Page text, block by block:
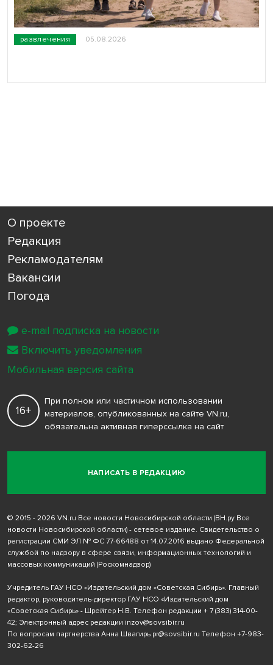
развлечения 05.08.2026
О проекте
Редакция
Рекламодателям
Вакансии
Погода
НАПИСАТЬ В РЕДАКЦИЮ
16+
При полном или частичном использовании
материалов, опубликованных на сайте VN.ru,
обязательна активная гиперссылка на сайт
© 2015 - 2026 VN.ru Все новости Новосибирской области (ВН.ру Все
новости Новосибирской области) - сетевое издание. Свидетельство о
регистрации СМИ ЭЛ № ФС 77-66488 от 14.07.2016 выдано Федеральной
службой по надзору в сфере связи, информационных технологий и
массовых коммуникаций (Роскомнадзор)
Учредитель ГАУ НСО «Издательский дом «Советская Сибирь». Главный
редактор, руководитель-директор ГАУ НСО «Издательский дом
«Советская Сибирь» - Шрейтер Н.В. Телефон редакции + 7 (383) 314-00-
42; Электронный адрес редакции inzov@sovsibir.ru
По вопросам партнерства Анна Швагирь pr@sovsibir.ru Телефон +7-983-
302-62-26
e-mail подписка на новости
Включить уведомления
Мобильная версия сайта